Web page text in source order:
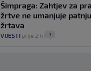
Šimpraga: Zahtjev za
žrtve ne umanjuje
žrtava
VIJESTI prije 2 h 1